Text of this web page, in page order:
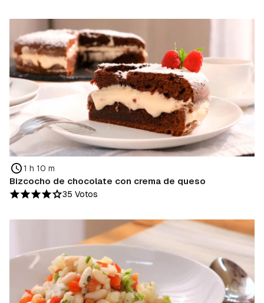
1 h 10 m
Bizcocho de chocolate con crema de queso
35 Votos